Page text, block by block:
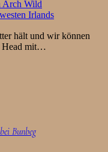
hält und wir können
Head mit…
Bunbeg